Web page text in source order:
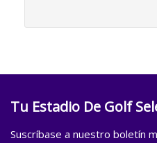
Tu Estadio De Golf
Suscríbase a nuestro boletín